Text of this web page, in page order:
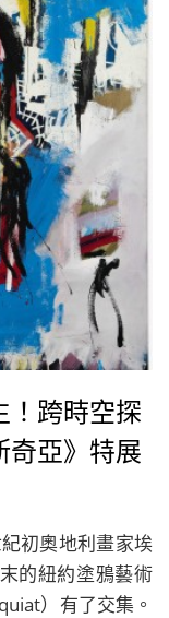
！跨時空探
奇亞》特展
初奧地利畫家埃
的紐約塗鴉藝術
）有了交集。